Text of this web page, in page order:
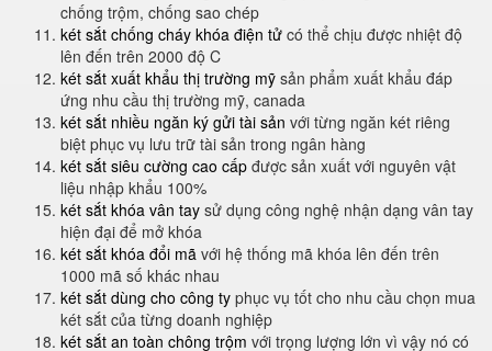
chống trộm, chống sao chép
két sắt chống cháy khóa điện tử có thể chịu được nhiệt độ
lên đến trên 2000 độ C
két sắt xuất khẩu thị trường mỹ sản phẩm xuất khẩu đáp
ứng nhu cầu thị trường mỹ, canada
két sắt nhiều ngăn ký gửi tài sản với từng ngăn két riêng
biệt phục vụ lưu trữ tài sản trong ngân hàng
két sắt siêu cường cao cấp được sản xuất với nguyên vật
liệu nhập khẩu 100%
két sắt khóa vân tay sử dụng công nghệ nhận dạng vân tay
hiện đại để mở khóa
két sắt khóa đổi mã với hệ thống mã khóa lên đến trên
1000 mã số khác nhau
két sắt dùng cho công ty phục vụ tốt cho nhu cầu chọn mua
két sắt của từng doanh nghiệp
két sắt an toàn chông trộm với trọng lượng lớn vì vậy nó có